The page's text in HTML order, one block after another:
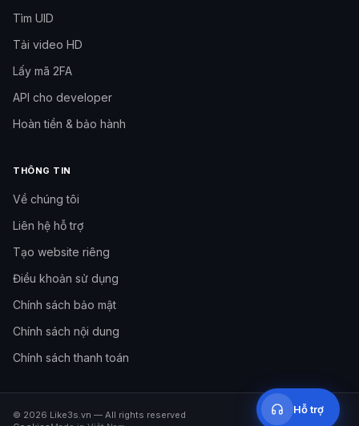
Hỗ trợ
Tìm UID
Tải video HD
Lấy mã 2FA
API cho developer
Hoàn tiền & bảo hành
THÔNG TIN
Về chúng tôi
Liên hệ hỗ trợ
Tạo website riêng
Điều khoản sử dụng
Chính sách bảo mật
Chính sách nội dung
Chính sách thanh toán
© 2026 Like3s.vn — All rights reserved